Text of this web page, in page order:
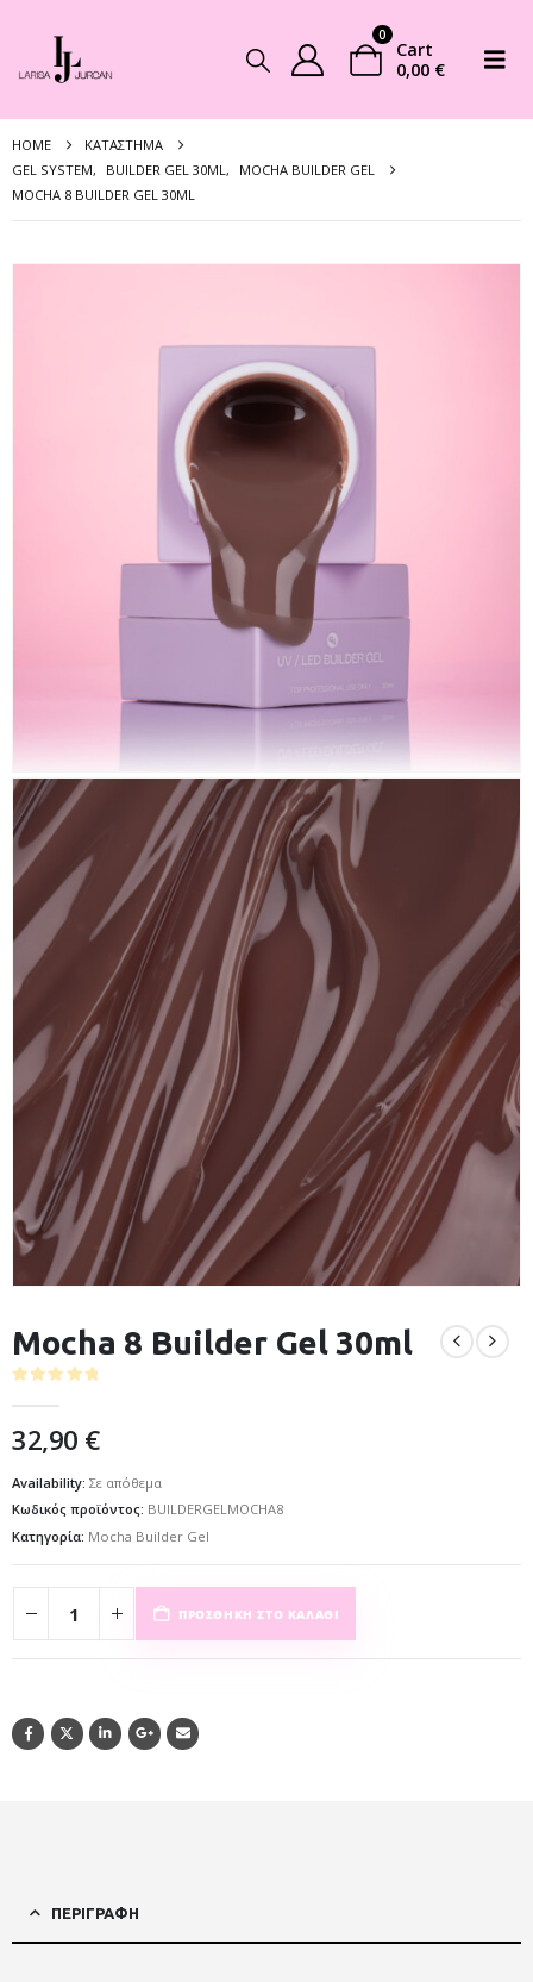
0
Cart
0,00 €
HOME
ΚΑΤΆΣΤΗΜΑ
GEL SYSTEM, BUILDER GEL 30ML,
MOCHA BUILDER GEL
MOCHA 8 BUILDER GEL 30ML
Mocha 8 Builder Gel 30ml
32,90 €
Availability: Σε απόθεμα
Κωδικός προϊόντος: BUILDERGELMOCHA8
Κατηγορία: Mocha Builder Gel
ΠΡΟΣΘΉΚΗ ΣΤΟ ΚΑΛΆΘΙ
ΠΕΡΙΓΡΑΦΉ